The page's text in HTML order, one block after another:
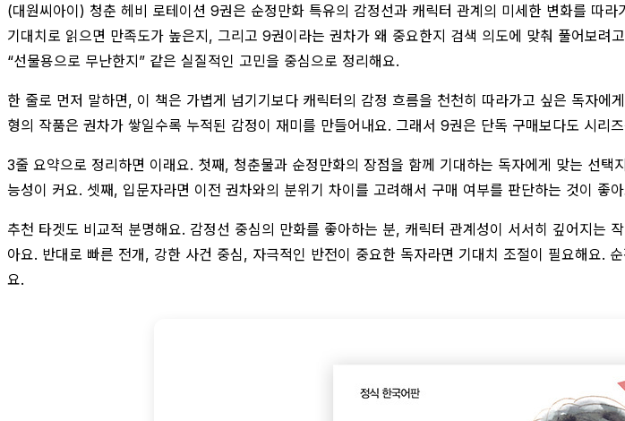
(대원씨아이) 청춘 헤비 로테이션 9권은 순정만화 특유의 감정선과 캐릭터 관계의 미세한 변화를 따
기대치로 읽으면 만족도가 높은지, 그리고 9권이라는 권차가 왜 중요한지 검색 의도에 맞춰 풀어보
“선물용으로 무난한지” 같은 실질적인 고민을 중심으로 정리해요.
한 줄로 먼저 말하면, 이 책은 가볍게 넘기기보다 캐릭터의 감정 흐름을 천천히 따라가고 싶은 독자
형의 작품은 권차가 쌓일수록 누적된 감정이 재미를 만들어내요. 그래서 9권은 단독 구매보다도 시리
3줄 요약으로 정리하면 이래요. 첫째, 청춘물과 순정만화의 장점을 함께 기대하는 독자에게 맞는 선
능성이 커요. 셋째, 입문자라면 이전 권차와의 분위기 차이를 고려해서 구매 여부를 판단하는 것이 좋
추천 타겟도 비교적 분명해요. 감정선 중심의 만화를 좋아하는 분, 캐릭터 관계성이 서서히 깊어지는
아요. 반대로 빠른 전개, 강한 사건 중심, 자극적인 반전이 중요한 독자라면 기대치 조절이 필요해요.
요.